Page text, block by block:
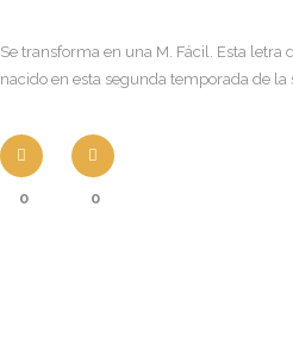
Se transforma en una M. Fácil. Esta
nacido en esta segunda temporada de la
0 0